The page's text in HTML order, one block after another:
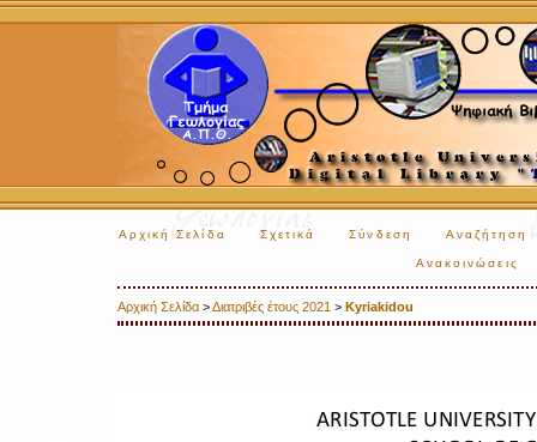
Αρχική Σελίδα Σχετικά Σύνδεση Αναζήτηση
Ανακοινώσεις
Αρχική Σελίδα >Διατριβές έτους 2021 > Kyriakidou